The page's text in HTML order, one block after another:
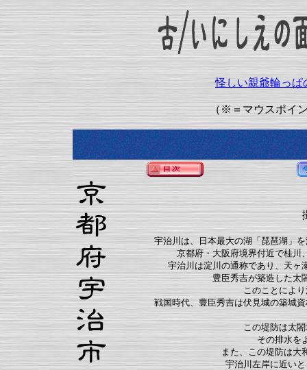
怪しい親爺輪っぱ
（※＝マウスポイ
宇治川は、日本最大の湖「琵琶湖」
京都府・大阪府境界付近で桂川
宇治川は淀川の通称であり、天ヶ
豊臣秀吉が築造した太
このことによ
戦国時代、豊臣秀吉は伏見城の築城
この堤防は太
その排水を
また、この堤防は
宇治川左岸に近い